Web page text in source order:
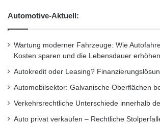
Automotive-Aktuell:
Wartung moderner Fahrzeuge: Wie
Kosten sparen und die Lebensdauer erhöhen
Autokredit oder Leasing?
Automobilsektor: Galvanische Oberflächen
Verkehrsrechtliche Unterschiede innerhalb
Auto privat verkaufen – Rechtliche